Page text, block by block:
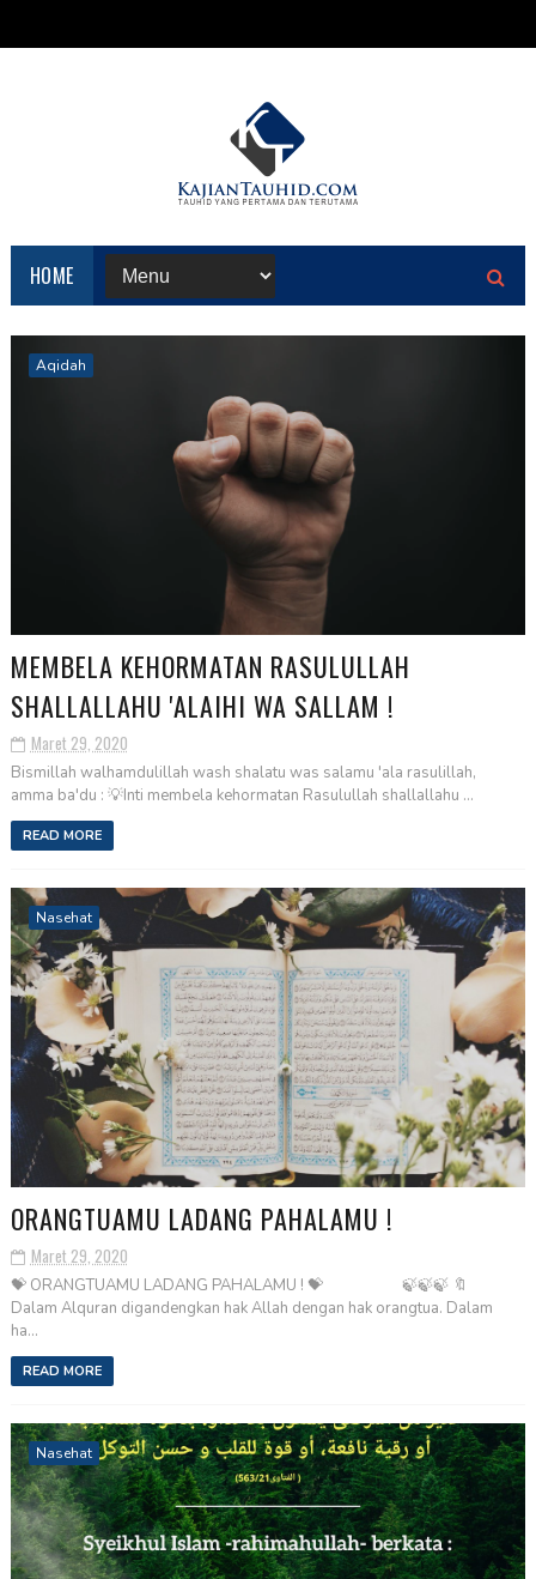
HOME
Aqidah
MEMBELA KEHORMATAN RASULULLAH
SHALLALLAHU 'ALAIHI WA SALLAM !
Maret 29, 2020
Bismillah walhamdulillah wash shalatu was salamu 'ala rasulillah,
amma ba'du : 💡Inti membela kehormatan Rasulullah shallallahu ...
READ MORE
Nasehat
ORANGTUAMU LADANG PAHALAMU !
Maret 29, 2020
💝 ORANGTUAMU LADANG PAHALAMU ! 💝 🍃🍃🍃 🔖
Dalam Alquran digandengkan hak Allah dengan hak orangtua. Dalam
ha...
READ MORE
Nasehat